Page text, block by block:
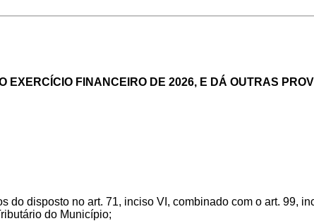
EXERCÍCIO FINANCEIRO DE 2026, E DÁ OUTRAS
disposto no art. 71, inciso VI, combinado com o art. 99,
do Município;